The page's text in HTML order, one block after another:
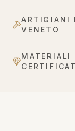
ARTIGIANI
VENETO
MATERIALI